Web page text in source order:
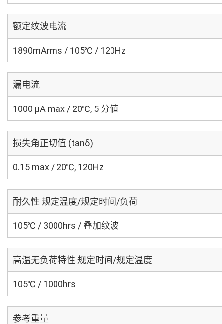
额定纹波电流
1890mArms / 105℃ / 120Hz
漏电流
1000 μA max / 20℃, 5 分値
损失角正切值 (tanδ)
0.15 max / 20℃, 120Hz
耐久性 规定温度/规定时间/负荷
105℃ / 3000hrs / 叠加纹波
高温无负荷特性 规定时间/规定温度
105℃ / 1000hrs
参考重量